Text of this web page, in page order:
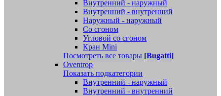
Внутренний - наружный
Внутренний - внутренний
Наружный - наружный
Со сгоном
Угловой со сгоном
Кран Mini
Посмотреть все товары [Bugatti]
Oventrop
Показать подкатегории
Внутренний - наружный
Внутренний - внутренний